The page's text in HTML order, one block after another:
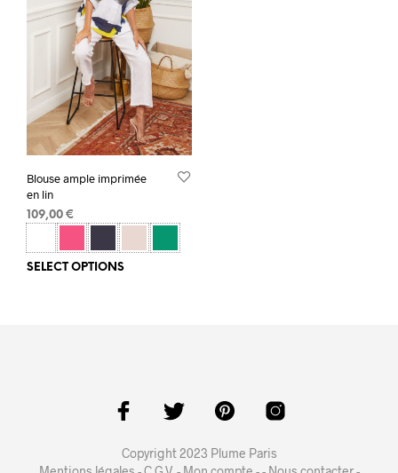
Blouse ample imprimée
en lin
109,00 €
SELECT OPTIONS
Copyright 2023 Plume Paris